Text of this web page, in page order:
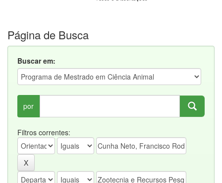
Página de Busca
Buscar em:
por
Filtros correntes: